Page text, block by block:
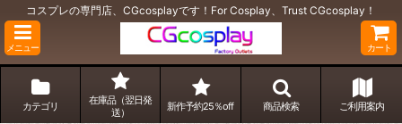
コスプレの専門店、CGcosplayです！For Cosplay、Trust CGcosplay！
メニュー カート
カテゴリ
在庫品（翌日発
送）
新作予約25％off 商品検索 ご利用案内